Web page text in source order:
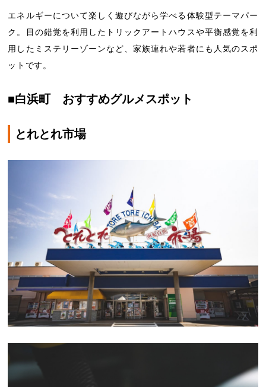
エネルギーについて楽しく遊びながら学べる体験型テーマパー
ク。目の錯覚を利用したトリックアートハウスや平衡感覚を利
用したミステリーゾーンなど、家族連れや若者にも人気のスポ
ットです。
■白浜町 おすすめグルメスポット
とれとれ市場